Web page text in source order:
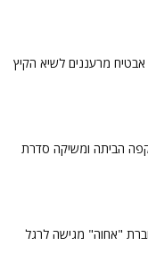
מרעננים לשיא הקיץ
הביתה ומשיקה סדרת
"אחוה" מגישה לרגל